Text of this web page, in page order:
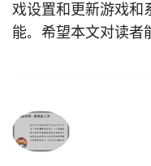
戏设置和更新游戏和
能。希望本文对读者